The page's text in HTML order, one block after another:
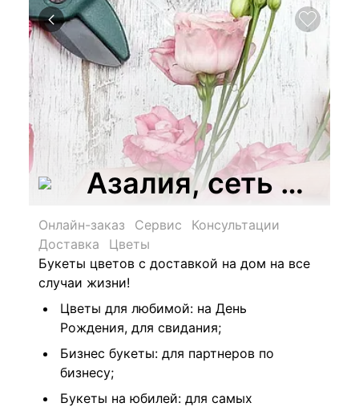
Азалия, сеть
Онлайн-заказ Сервис
Консультации
Доставка
Цветы
Букеты цветов с доставкой на дом на все
случаи жизни!
Цветы для любимой: на День
Рождения, для свидания;
Бизнес букеты: для партнеров по
бизнесу;
Букеты на юбилей: для самых